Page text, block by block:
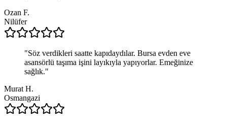
Ozan F.
Nilüfer
"Söz verdikleri saatte kapıdaydılar. Bursa evden eve
asansörlü taşıma işini layıkıyla yapıyorlar. Emeğinize
sağlık."
Murat H.
Osmangazi